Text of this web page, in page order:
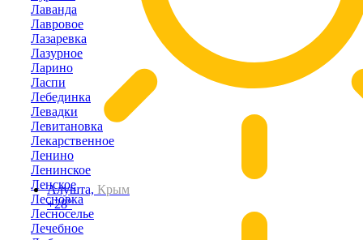
Алушта, Крым
+28°
Лаванда
Лавровое
Лазаревка
Лазурное
Ларино
Ласпи
Лебединка
Левадки
Левитановка
Лекарственное
Ленино
Ленинское
Ленское
Лесновка
Лесноселье
Лечебное